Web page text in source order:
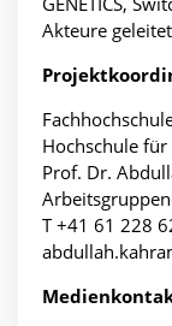
Akteure
Hochschule für
Prof. Dr.
T +41 61 228